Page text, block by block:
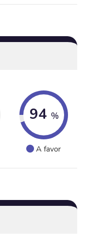
94 %
A favor